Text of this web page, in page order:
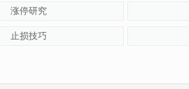
涨停研究
止损技巧